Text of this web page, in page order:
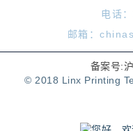
电话
邮箱：
备案号:
© 2018 Linx Printing